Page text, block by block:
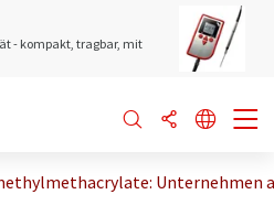
- kompakt, tragbar, mit
Unternehmen